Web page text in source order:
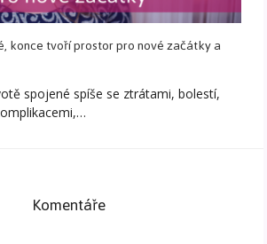
konce tvoří prostor pro nové začátky a
spojené spíše se ztrátami, bolestí,
Komentáře